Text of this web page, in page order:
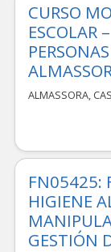
CURSO
ESCOLAR
ALMASSORA,
FN05425:
HIGIENE
GESTIÓN